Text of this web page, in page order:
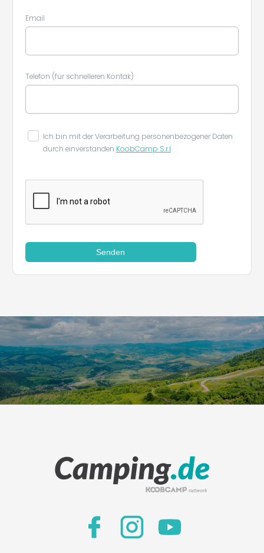
Email
Telefon (für schnelleren Kontak)
Ich bin mit der Verarbeitung personenbezogener Daten
durch einverstanden KoobCamp S.r.l
Senden